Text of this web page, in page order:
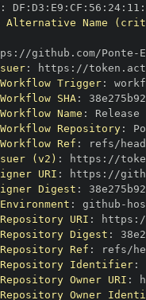
: DF : D3 : E9 : CF : 56 : 24: 11 :
Alternative Name
: //github.com/Ponte -
: https :
Trigger:
SHA:
Name :
Repository:
Ref :
(v2) : https :
URI : https : //
Digest :
: github -
URI : https :
Digest :
Ref :
Repository Identifier:
Owner URI :
Repository Owner